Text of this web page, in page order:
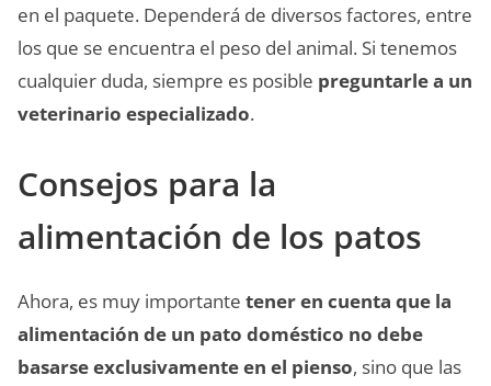
en el paquete. Dependerá de diversos factores, entre
los que se encuentra el peso del animal. Si tenemos
cualquier duda, siempre es posible preguntarle a un
veterinario especializado.
Consejos para la
alimentación de los patos
Ahora, es muy importante tener en cuenta que la
alimentación de un pato doméstico no debe
basarse exclusivamente en el pienso, sino que las